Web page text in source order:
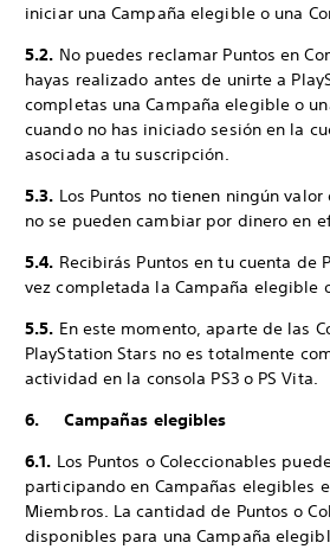
iniciar una Campaña elegible o una
5.2. No puedes reclamar Puntos en
hayas realizado antes de unirte a
completas una Campaña elegible o
cuando no has iniciado sesión en la
asociada a tu suscripción.
5.3. Los Puntos no tienen ningún
no se pueden cambiar por dinero en
5.4. Recibirás Puntos en tu cuenta de
vez completada la Campaña elegible
5.5. En este momento, aparte de las
PlayStation Stars no es totalmente
actividad en la consola PS3 o PS Vita.
6. Campañas elegibles
6.1. Los Puntos o Coleccionables
participando en Campañas elegibles
Miembros. La cantidad de Puntos o
disponibles para una Campaña